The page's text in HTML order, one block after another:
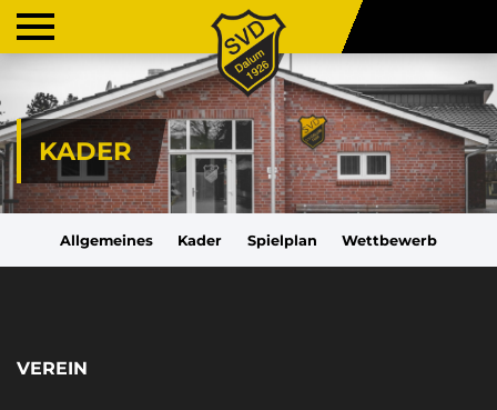
KADER
Allgemeines Kader Spielplan Wettbewerb
VEREIN